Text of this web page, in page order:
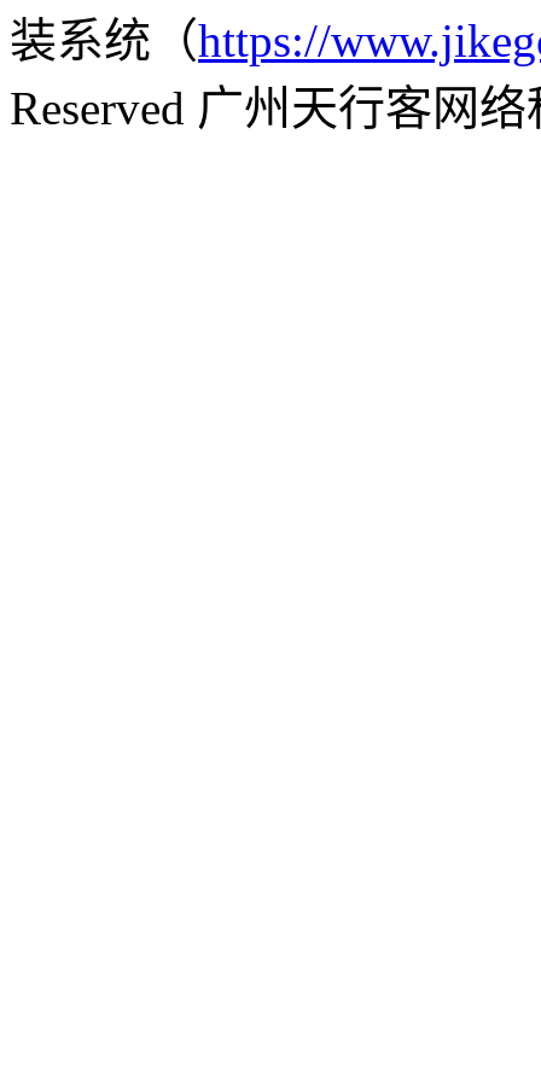
装系统（https://
Reserved 广州天行客网